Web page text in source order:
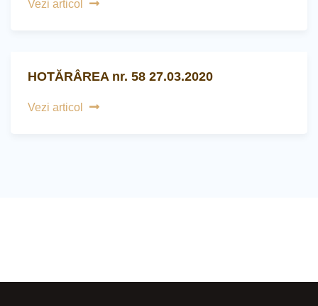
Vezi articol
HOTĂRÂREA nr. 58 27.03.2020
Vezi articol